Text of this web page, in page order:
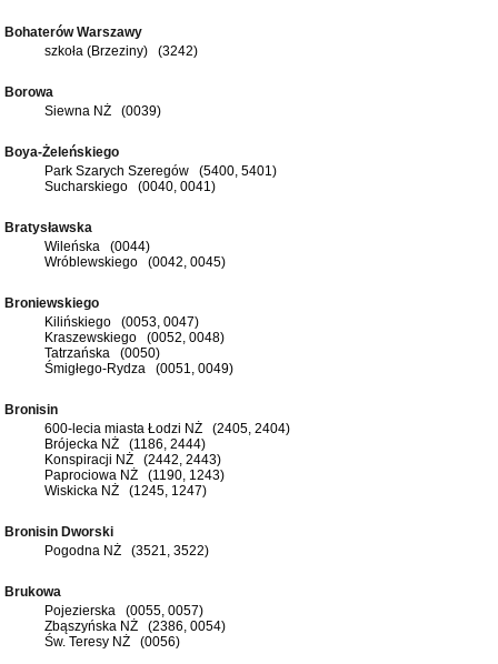
Bohaterów Warszawy
szkoła (Brzeziny) (3242)
Borowa
Siewna NŻ (0039)
Boya-Żeleńskiego
Park Szarych Szeregów (5400, 5401)
Sucharskiego (0040, 0041)
Bratysławska
Wileńska (0044)
Wróblewskiego (0042, 0045)
Broniewskiego
Kilińskiego (0053, 0047)
Kraszewskiego (0052, 0048)
Tatrzańska (0050)
Śmigłego-Rydza (0051, 0049)
Bronisin
600-lecia miasta Łodzi NŻ (2405, 2404)
Brójecka NŻ (1186, 2444)
Konspiracji NŻ (2442, 2443)
Paprociowa NŻ (1190, 1243)
Wiskicka NŻ (1245, 1247)
Bronisin Dworski
Pogodna NŻ (3521, 3522)
Brukowa
Pojezierska (0055, 0057)
Zbąszyńska NŻ (2386, 0054)
Św. Teresy NŻ (0056)